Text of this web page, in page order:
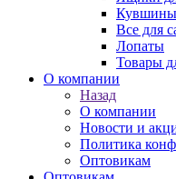
Кувшины
Все для
Лопаты
Товары
О компании
Назад
О компании
Новости и
Политика
Оптовикам